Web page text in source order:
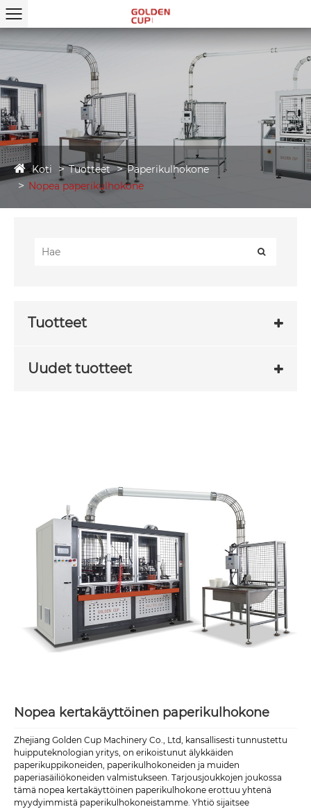
Koti Tuotteet
Paperikulhokone
Nopea paperikulhokone
Tuotteet
Uudet tuotteet
Nopea kertakäyttöinen paperikulhokone
Zhejiang Golden Cup Machinery Co., Ltd, kansallisesti tunnustettu
huipputeknologian yritys, on erikoistunut älykkäiden
paperikuppikoneiden, paperikulhokoneiden ja muiden
paperiasäiliökoneiden valmistukseen. Tarjousjoukkojen joukossa
tämä nopea kertakäyttöinen paperikulhokone erottuu yhtenä
myydyimmistä paperikulhokoneistamme. Yhtiö sijaitsee